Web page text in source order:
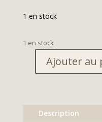
1 en stock
1 en stock
quantitéAjouter au
Description